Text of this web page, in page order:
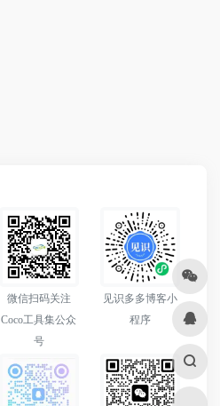
微信扫码关注
Coco工具集公众
号
见识多多博客小
程序